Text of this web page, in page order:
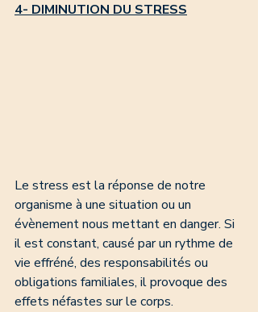
4- DIMINUTION DU STRESS
Le stress est la réponse de notre
organisme à une situation ou un
évènement nous mettant en danger. Si
il est constant, causé par un rythme de
vie effréné, des responsabilités ou
obligations familiales, il provoque des
effets néfastes sur le corps.